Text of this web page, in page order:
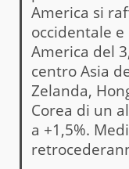
America si
occidentale
America del
centro Asia
Zelanda,
Corea di un
a +1,5%.